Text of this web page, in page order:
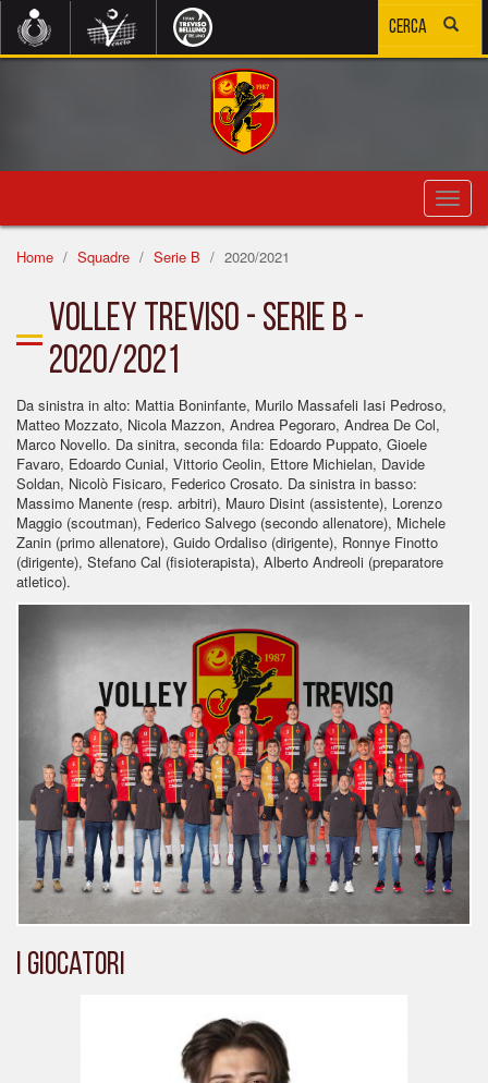
Home
Squadre Serie B 2020/2021
Volley Treviso - Serie B -
2020/2021
Da sinistra in alto: Mattia Boninfante, Murilo Massafeli Iasi Pedroso,
Matteo Mozzato, Nicola Mazzon, Andrea Pegoraro, Andrea De Col,
Marco Novello. Da sinitra, seconda fila: Edoardo Puppato, Gioele
Favaro, Edoardo Cunial, Vittorio Ceolin, Ettore Michielan, Davide
Soldan, Nicolò Fisicaro, Federico Crosato. Da sinistra in basso:
Massimo Manente (resp. arbitri), Mauro Disint (assistente), Lorenzo
Maggio (scoutman), Federico Salvego (secondo allenatore), Michele
Zanin (primo allenatore), Guido Ordaliso (dirigente), Ronnye Finotto
(dirigente), Stefano Cal (fisioterapista), Alberto Andreoli (preparatore
atletico).
I giocatori